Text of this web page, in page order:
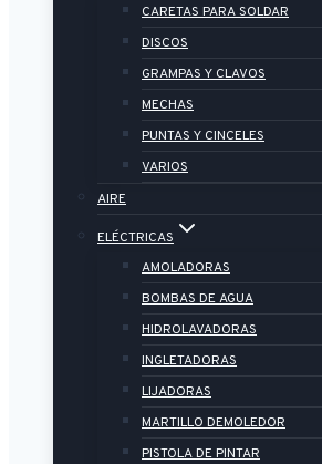
CARETAS PARA SOLDAR
DISCOS
GRAMPAS Y CLAVOS
MECHAS
PUNTAS Y CINCELES
VARIOS
AIRE
ELÉCTRICAS
AMOLADORAS
BOMBAS DE AGUA
HIDROLAVADORAS
INGLETADORAS
LIJADORAS
MARTILLO DEMOLEDOR
PISTOLA DE PINTAR